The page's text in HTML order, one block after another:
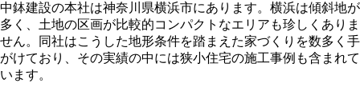
中鉢建設の本社は神奈川県横浜市にあります。横浜は傾斜地が
多く、土地の区画が比較的コンパクトなエリアも珍しくありま
せん。同社はこうした地形条件を踏まえた家づくりを数多く手
がけており、その実績の中には狭小住宅の施工事例も含まれて
います。